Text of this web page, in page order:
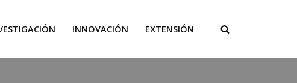
INNOVACIÓN EXTENSIÓN